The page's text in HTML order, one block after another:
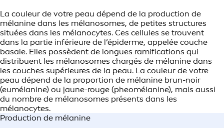
La couleur de votre peau dépend de la production de
mélanine dans les mélanosomes, de petites structures
situées dans les mélanocytes. Ces cellules se trouvent
dans la partie inférieure de l’épiderme, appelée couche
basale. Elles possèdent de longues ramifications qui
distribuent les mélanosomes chargés de mélanine dans
les couches supérieures de la peau. La couleur de votre
peau dépend de la proportion de mélanine brun-noir
(eumélanine) ou jaune-rouge (pheomélanine), mais aussi
du nombre de mélanosomes présents dans les
mélanocytes.
Production de mélanine